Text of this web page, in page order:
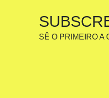
SÊ O PRIMEIRO A